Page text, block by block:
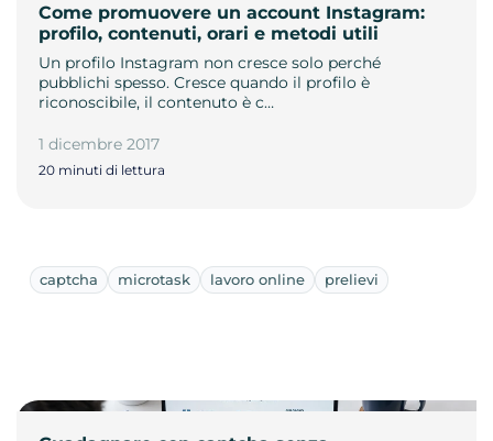
Come promuovere un account Instagram:
profilo, contenuti, orari e metodi utili
Un profilo Instagram non cresce solo perché
pubblichi spesso. Cresce quando il profilo è
riconoscibile, il contenuto è c…
1 dicembre 2017
20 minuti di lettura
captcha microtask lavoro online prelievi